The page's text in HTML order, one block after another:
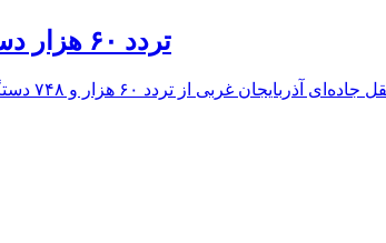
تردد ۶۰ هزار دستگاه ناوگان ترانزیتی از پایانه‌های مرزی آذربایجان ‌غربی